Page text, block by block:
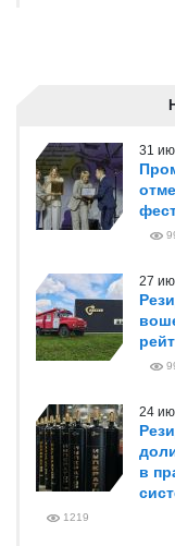
31
27
24
в
1219